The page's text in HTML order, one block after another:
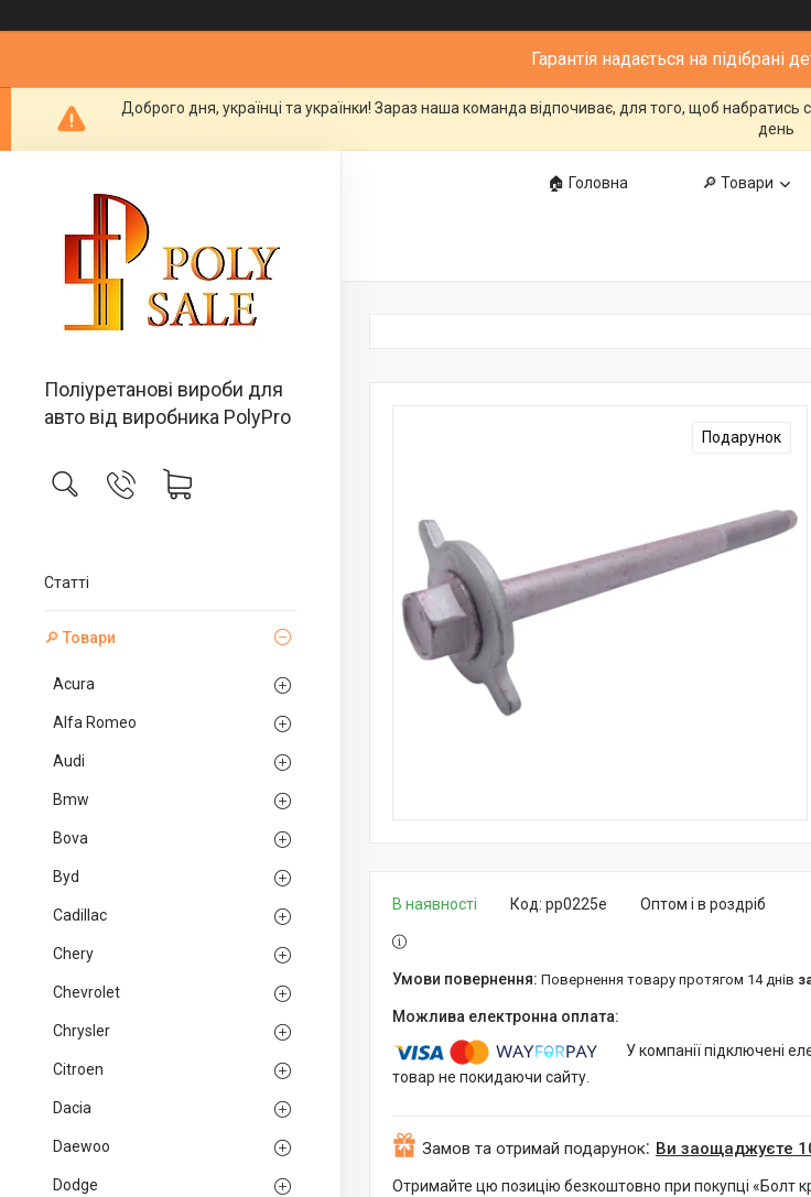
Гарантія надається на підібрані
Доброго дня, українці та українки! Зараз наша команда відпочиває, для того, щоб
день
Поліуретанові вироби для
авто від виробника PolyPro
Статті
🔎 Товари
Acura
Alfa Romeo
Audi
Bmw
Bova
Byd
Cadillac
Chery
Chevrolet
Chrysler
Citroen
Dacia
Daewoo
Dodge
🏠 Головна 🔎 Товари
Подарунок
В наявності Оптом і в роздріб
Код: pp0225e
повернення товару протягом 14 днів
У компанії підключені
товар не покидаючи сайту.
Замов та отримай подарунок Ви заощаджуєте
Отримайте цю позицію безкоштовно при покупці «Болт